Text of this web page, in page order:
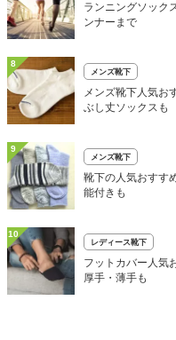
ランニングソック
ンナーまで
8
メンズ靴下
メンズ靴下人気お
ぶし丈ソックスも
9
メンズ靴下
靴下の人気おすす
能付きも
10
レディース靴下
フットカバー人気
厚手・薄手も